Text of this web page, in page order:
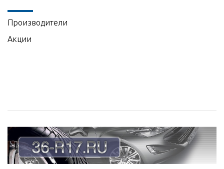
Производители
Акции